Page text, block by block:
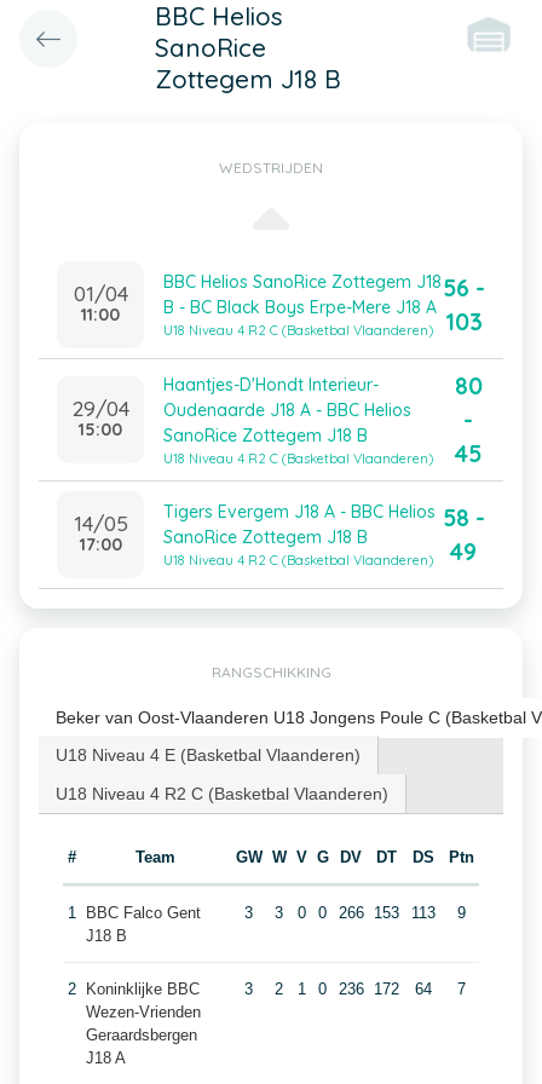
BBC Helios
SanoRice
Zottegem J18 B
WEDSTRIJDEN
01/04
11:00
BBC Helios SanoRice Zottegem J18
B - BC Black Boys Erpe-Mere J18 A
U18 Niveau 4 R2 C (Basketbal Vlaanderen)
56 -
103
29/04
15:00
Haantjes-D'Hondt Interieur-
Oudenaarde J18 A - BBC Helios
SanoRice Zottegem J18 B
U18 Niveau 4 R2 C (Basketbal Vlaanderen)
80
-
45
14/05
17:00
Tigers Evergem J18 A - BBC Helios
SanoRice Zottegem J18 B
U18 Niveau 4 R2 C (Basketbal Vlaanderen)
58 -
49
RANGSCHIKKING
Beker van Oost-Vlaanderen U18 Jongens Poule C (Basketbal
U18 Niveau 4 E (Basketbal Vlaanderen)
U18 Niveau 4 R2 C (Basketbal Vlaanderen)
# Team GW W V G DV DT DS Ptn
1
BBC Falco Gent
J18 B
3 3 0 0 266 153 113 9
2
Koninklijke BBC
Wezen-Vrienden
Geraardsbergen
J18 A
3 2 1 0 236 172 64 7